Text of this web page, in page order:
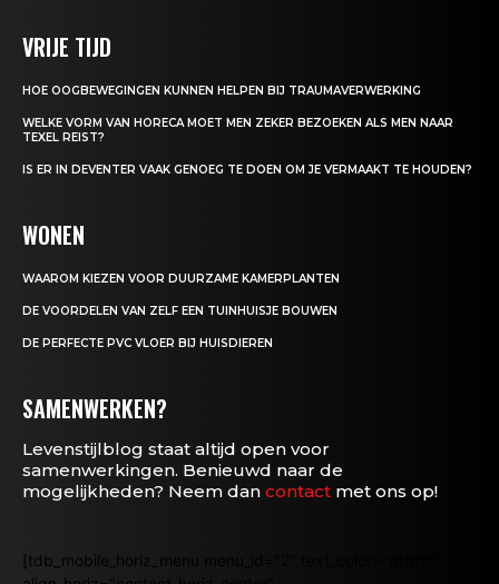
VRIJE TIJD
HOE OOGBEWEGINGEN KUNNEN HELPEN BIJ TRAUMAVERWERKING
WELKE VORM VAN HORECA MOET MEN ZEKER BEZOEKEN ALS MEN NAAR
TEXEL REIST?
IS ER IN DEVENTER VAAK GENOEG TE DOEN OM JE VERMAAKT TE HOUDEN?
WONEN
WAAROM KIEZEN VOOR DUURZAME KAMERPLANTEN
DE VOORDELEN VAN ZELF EEN TUINHUISJE BOUWEN
DE PERFECTE PVC VLOER BIJ HUISDIEREN
SAMENWERKEN?
Levenstijlblog staat altijd open voor
samenwerkingen. Benieuwd naar de
mogelijkheden? Neem dan contact met ons op!
[tdb_mobile_horiz_menu menu_id="2" text_color="#ffffff"